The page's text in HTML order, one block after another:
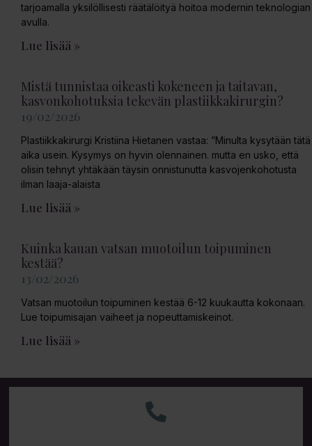
tarjoamalla yksilöllisesti räätälöityä hoitoa modernin teknologian
avulla.
Lue lisää »
Mistä tunnistaa oikeasti kokeneen ja taitavan,
kasvonkohotuksia tekevän plastiikkakirurgin?
19/02/2026
Plastiikkakirurgi Kristiina Hietanen vastaa: ”Minulta kysytään tätä
aika usein. Kysymys on hyvin olennainen. mutta en usko, että
olisin tehnyt yhtäkään täysin onnistunutta kasvojenkohotusta
ilman laaja-alaista
Lue lisää »
Kuinka kauan vatsan muotoilun toipuminen
kestää?
13/02/2026
Vatsan muotoilun toipuminen kestää 6-12 kuukautta kokonaan.
Lue toipumisajan vaiheet ja nopeuttamiskeinot.
Lue lisää »